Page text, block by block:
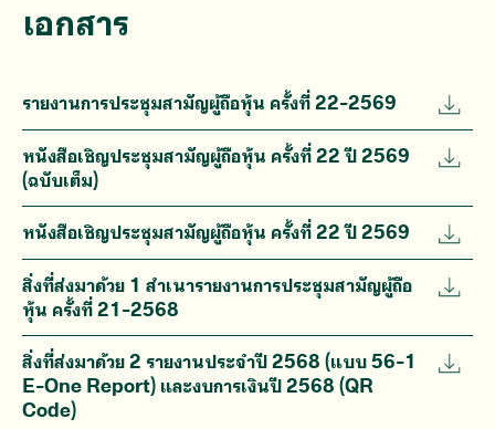
เอกสาร
รายงานการประชุมสามัญผู้ถือหุ้น ครั้งที่ 22-2569
หนังสือเชิญประชุมสามัญผู้ถือหุ้น ครั้งที่ 22 ปี 2569
(ฉบับเต็ม)
หนังสือเชิญประชุมสามัญผู้ถือหุ้น ครั้งที่ 22 ปี 2569
สิ่งที่ส่งมาด้วย 1 สำเนารายงานการประชุมสามัญผู้ถือ
หุ้น ครั้งที่ 21-2568
สิ่งที่ส่งมาด้วย 2 รายงานประจำปี 2568 (แบบ 56-1
E-One Report) และงบการเงินปี 2568 (QR
Code)